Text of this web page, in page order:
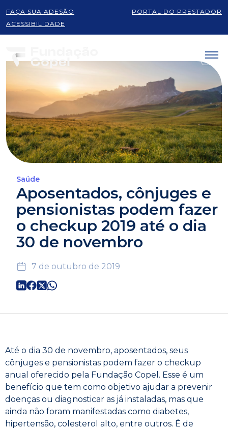
FAÇA SUA ADESÃO
PORTAL DO PRESTADOR
ACESSIBILIDADE
Saúde
Aposentados, cônjuges e
pensionistas podem fazer
o checkup 2019 até o dia
30 de novembro
7 de outubro de 2019
Até o dia 30 de novembro, aposentados, seus
cônjuges e pensionistas podem fazer o checkup
anual oferecido pela Fundação Copel. Esse é um
benefício que tem como objetivo ajudar a prevenir
doenças ou diagnosticar as já instaladas, mas que
ainda não foram manifestadas como diabetes,
hipertensão, colesterol alto, entre outros. É de